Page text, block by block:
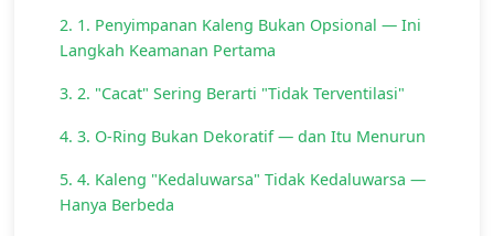
2. 1. Penyimpanan Kaleng Bukan Opsional — Ini
Langkah Keamanan Pertama
3. 2. "Cacat" Sering Berarti "Tidak Terventilasi"
4. 3. O-Ring Bukan Dekoratif — dan Itu Menurun
5. 4. Kaleng "Kedaluwarsa" Tidak Kedaluwarsa —
Hanya Berbeda